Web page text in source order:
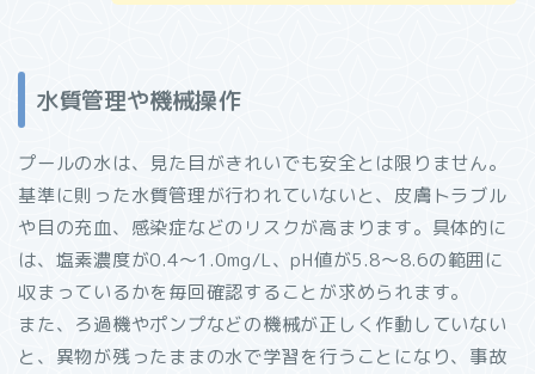
水質管理や機械操作
プールの水は、見た目がきれいでも安全とは限りません。
基準に則った水質管理が行われていないと、皮膚トラブル
や目の充血、感染症などのリスクが高まります。具体的に
は、塩素濃度が0.4〜1.0mg/L、pH値が5.8〜8.6の範囲に
収まっているかを毎回確認することが求められます。
また、ろ過機やポンプなどの機械が正しく作動していない
と、異物が残ったままの水で学習を行うことになり、事故